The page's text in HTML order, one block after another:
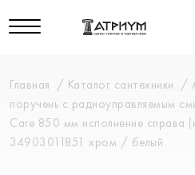
Главная Каталог сантехники
поручень c радиоуправляемым
Care 850 мм исполнение справа
34903011851 хром / белый